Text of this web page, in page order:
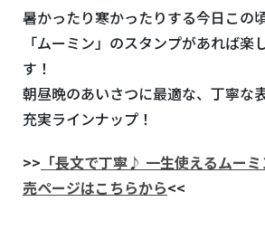
暑かったり寒かったりする今日この
「ムーミン」のスタンプがあれば楽
す！
朝昼晩のあいさつに最適な、丁寧な
充実ラインナップ！
>> 「長文で丁寧♪ 一生使えるムー
売ページはこちらから<<